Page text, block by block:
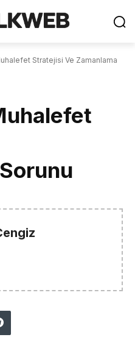
Stratejisi Ve Zamanlama